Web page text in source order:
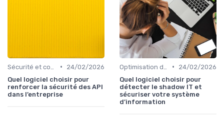
•
24/02/2026
Quel logiciel choisir pour
renforcer la sécurité des API
dans l’entreprise
•
24/02/2026
Quel logiciel choisir pour
détecter le shadow IT et
sécuriser votre système
d’information